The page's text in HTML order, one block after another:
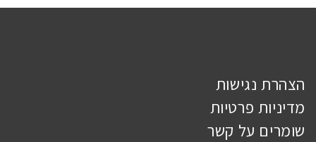
הצהרת נגישות
מדיניות פרטיות
שומרים על קשר